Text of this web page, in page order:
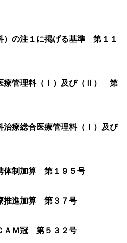
）の注１に掲げる基準 第１１
医療管理料（Ⅰ）及び（Ⅱ） 第
治療総合医療管理料（Ⅰ）及び
体制加算 第１９５号
推進加算 第３７号
ＡＭ冠 第５３２号